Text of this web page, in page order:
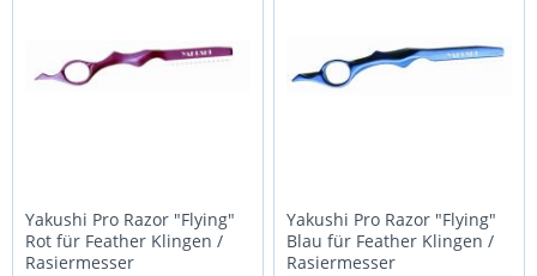
Yakushi Pro Razor "Flying"
Rot für Feather Klingen /
Rasiermesser
Yakushi Pro Razor "Flying"
Blau für Feather Klingen /
Rasiermesser